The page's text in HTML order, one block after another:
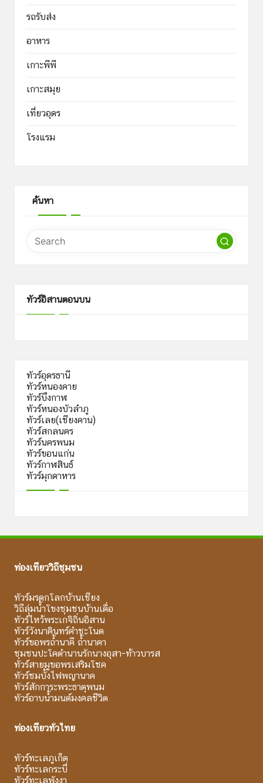
รถรับส่ง
อาหาร
เกาะพีพี
เกาะสมุย
เที่ยวอุดร
โรงแรม
ค้นหา
ทัวร์อิสานตอนบน
ทัวร์อุดรธานี
ทัวร์หนองคาย
ทัวร์บึงกาฬ
ทัวร์หนองบัวลำภู
ทัวร์เลย(เชียงคาน)
ทัวร์สกลนคร
ทัวร์นครพนม
ทัวร์ขอนแก่น
ทัวร์กาฬสินธ์
ทัวร์มุกดาหาร
ท่องเที่ยววิถีชุมชน
ทัวร์มรดกโลกบ้านเชียง
วิถีลุ่มน้ำโขงชุมชนบ้านเดื่อ
ทัวร์ไหว้พระเกจิถิ่นอิสาน
ทัวร์วังนาคินทร์คำชะโนด
ทัวร์ขอพรถ้ำนาคี ถ้ำนาคา
ชุมชนปะโคตำนานรักนางอุสา-ท้าวบารส
ทัวร์สายมูขอพรเสริมโชค
ทัวร์ชมบั้งไฟพญานาค
ทัวร์สักการะพระธาตุพนม
ทัวร์อาบน้ำมนต์มงคลชีวิต
ท่องเที่ยวทั่วไทย
ทัวร์ทะเลภูเก็ต
ทัวร์ทะเลกระบี่
ทัวร์ทะเลพังงา